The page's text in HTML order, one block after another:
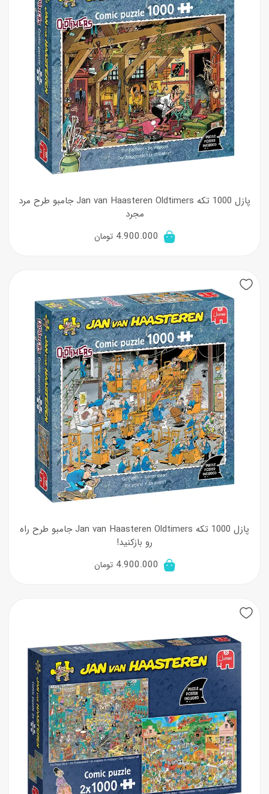
پازل 1000 تکه Jan van Haasteren Oldtimers جامبو طرح مرد
مجرد
4.900.000 تومان
پازل 1000 تکه Jan van Haasteren Oldtimers جامبو طرح راه
رو بازکنید!
4.900.000 تومان